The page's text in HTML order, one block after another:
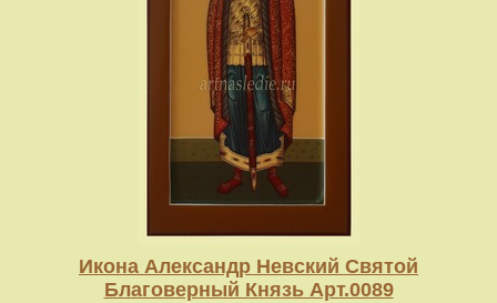
Икона Александр Невский Святой
Благоверный Князь Арт.0089